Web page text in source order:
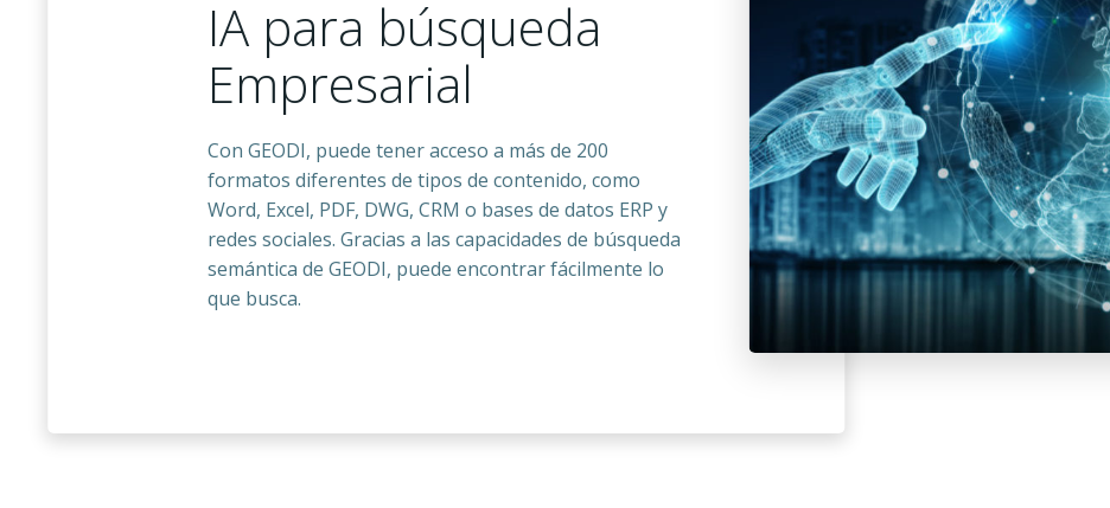
IA para búsqueda
Empresarial
Con GEODI, puede tener acceso a más de 200
formatos diferentes de tipos de contenido, como
Word, Excel, PDF, DWG, CRM o bases de datos ERP y
redes sociales. Gracias a las capacidades de búsqueda
semántica de GEODI, puede encontrar fácilmente lo
que busca.